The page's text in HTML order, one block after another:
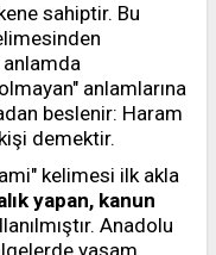
sahiptir. Bu
anlamlarına
beslenir: Haram
demektir.
kelimesi ilk akla
yapan, kanun
Anadolu
yaşam